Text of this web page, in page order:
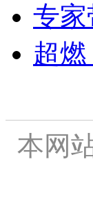
专
超
本网